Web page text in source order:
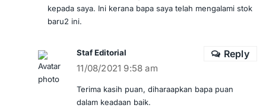
kepada saya. Ini kerana bapa saya telah mengalami stok
baru2 ini.
Staf Editorial
11/08/2021 9:58 am
Terima kasih puan, diharaapkan bapa puan
dalam keadaan baik.
Reply